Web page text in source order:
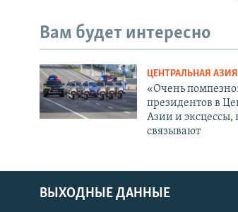
Вам будет интересно
ЦЕНТРАЛЬНАЯ АЗИЯ
«Очень
президентов в
Азии и эксцессы,
связывают
ВЫХОДНЫЕ ДАННЫЕ